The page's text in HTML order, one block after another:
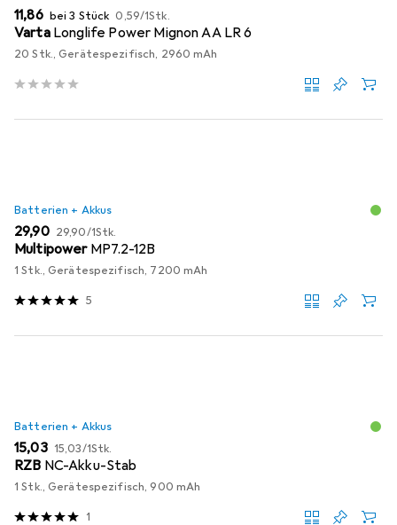
EUR
11,86 bei 3 Stück EUR
0,59/1Stk.
Varta Longlife Power Mignon AA LR 6
20 Stk., Gerätespezifisch, 2960 mAh
Batterien + Akkus
EUR
29,90 EUR
29,90/1Stk.
Multipower MP7.2-12B
1 Stk., Gerätespezifisch, 7200 mAh
5
Batterien + Akkus
EUR
15,03 EUR
15,03/1Stk.
RZB NC-Akku-Stab
1 Stk., Gerätespezifisch, 900 mAh
1